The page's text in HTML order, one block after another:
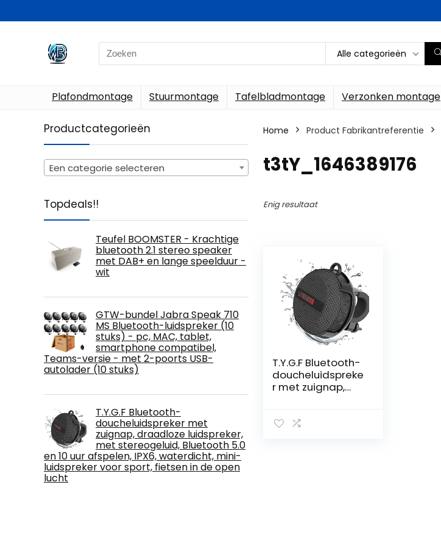
Search
for:
Alle categorieën
Plafondmontage Stuurmontage Tafelbladmontage Verzonken montage
Productcategorieën
Een categorie selecteren
Topdeals!!
Teufel BOOMSTER - Krachtige
bluetooth 2.1 stereo speaker
met DAB+ en lange speelduur -
wit
GTW-bundel Jabra Speak 710
MS Bluetooth-luidspreker (10
stuks) - pc, MAC, tablet,
smartphone compatibel,
Teams-versie - met 2-poorts USB-
autolader (10 stuks)
T.Y.G.F Bluetooth-
doucheluidspreker met
zuignap, draadloze luidspreker,
met stereogeluid, Bluetooth 5.0
en 10 uur afspelen, IPX6, waterdicht, mini-
luidspreker voor sport, fietsen in de open
lucht
Home Product Fabrikantreferentie
‎t3tY_1646389176
Enig resultaat
T.Y.G.F Bluetooth-
doucheluidspreke
r met zuignap,
stereogeluid,